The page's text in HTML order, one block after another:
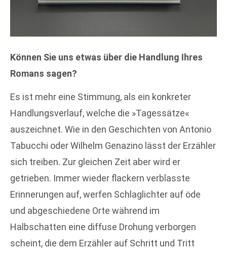
Können Sie uns etwas über die Handlung Ihres
Romans sagen?
Es ist mehr eine Stimmung, als ein konkreter
Handlungsverlauf, welche die »Tagessätze«
auszeichnet. Wie in den Geschichten von Antonio
Tabucchi oder Wilhelm Genazino lässt der Erzähler
sich treiben. Zur gleichen Zeit aber wird er
getrieben. Immer wieder flackern verblasste
Erinnerungen auf, werfen Schlaglichter auf öde
und abgeschiedene Orte während im
Halbschatten eine diffuse Drohung verborgen
scheint, die dem Erzähler auf Schritt und Tritt